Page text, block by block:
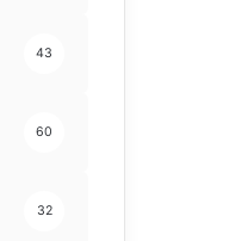
43
60
32